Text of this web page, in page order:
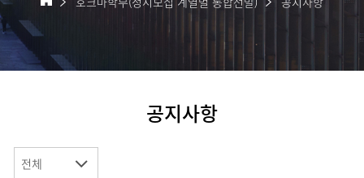
공지사항
전체